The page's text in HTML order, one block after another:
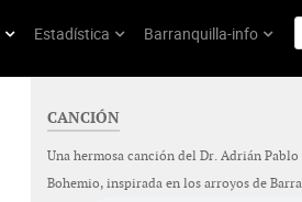
Estadística Barranquilla-info
CANCIÓN
Una hermosa canción del Dr. Adrián
Bohemio, inspirada en los arroyos de